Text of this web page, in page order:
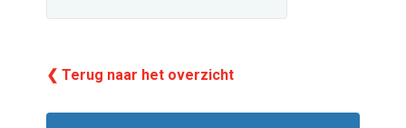
❮ Terug naar het overzicht